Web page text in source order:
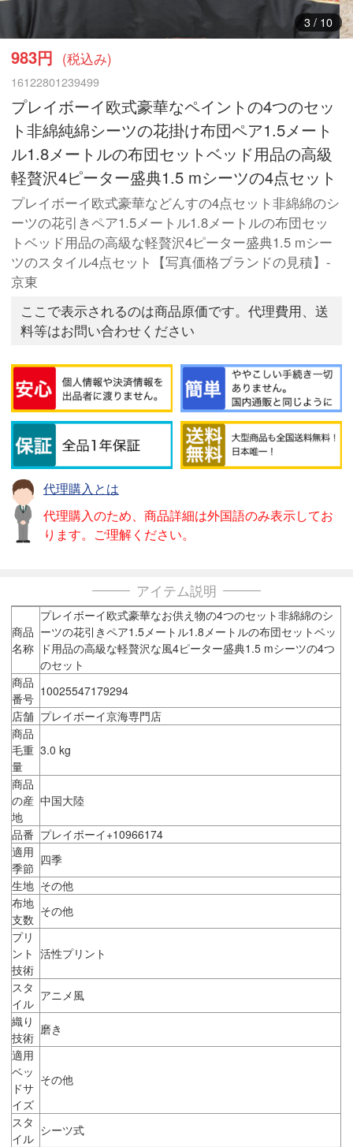
3/ 10
983円 (税込み)
16122801239499
プレイボーイ欧式豪華なペイントの4つのセッ
ト非綿純綿シーツの花掛け布団ペア1.5メート
ル1.8メートルの布団セットベッド用品の高級
軽贅沢4ピーター盛典1.5 mシーツの4点セット
プレイボーイ欧式豪華などんすの4点セット非綿綿のシ
ーツの花引きペア1.5メートル1.8メートルの布団セッ
トベッド用品の高級な軽贅沢4ピーター盛典1.5 mシー
ツのスタイル4点セット【写真価格ブランドの見積】-
京東
ここで表示されるのは商品原価です。代理費用、送
料等はお問い合わせください
代理購入とは
代理購入のため、商品詳細は外国語のみ表示してお
ります。ご理解ください。
アイテム説明
商品
名称
プレイボーイ欧式豪華なお供え物の4つのセット非綿綿のシ
ーツの花引きペア1.5メートル1.8メートルの布団セットベッ
ド用品の高級な軽贅沢な風4ピーター盛典1.5 mシーツの4つ
のセット
商品
番号 10025547179294
店舗 プレイボーイ京海専門店
商品
毛重
量
3.0 kg
商品
の産
地
中国大陸
品番 プレイボーイ+10966174
適用
季節
四季
生地 その他
布地
支数
その他
プリ
ント
技術
活性プリント
スタ
イル
アニメ風
織り
技術
磨き
適用
ベッ
ドサ
イズ
その他
スタ
イル
シーツ式